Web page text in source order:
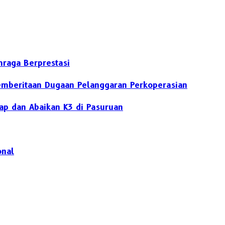
Berprestasi
Dugaan Pelanggaran Perkoperasian
dan Abaikan K3 di Pasuruan